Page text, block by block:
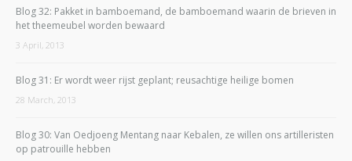
Blog 32: Pakket in bamboemand, de bamboemand waarin de brieven in
het theemeubel worden bewaard
3 April, 2013
Blog 31: Er wordt weer rijst geplant; reusachtige heilige bomen
28 March, 2013
Blog 30: Van Oedjoeng Mentang naar Kebalen, ze willen ons artilleristen
op patrouille hebben